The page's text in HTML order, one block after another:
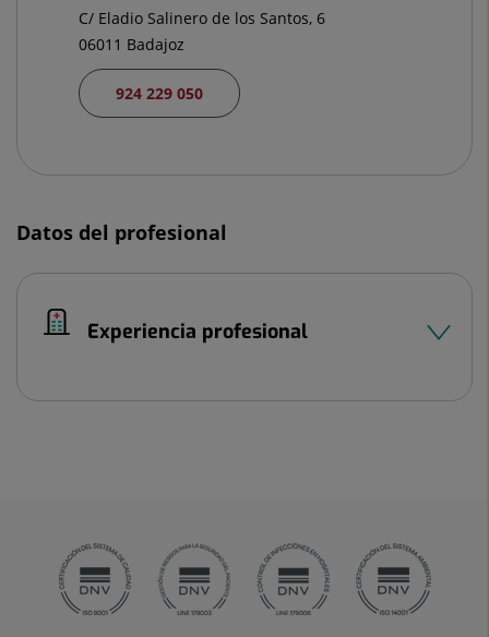
C/ Eladio Salinero de los Santos, 6
06011 Badajoz
924 229 050
Datos del profesional
Experiencia profesional